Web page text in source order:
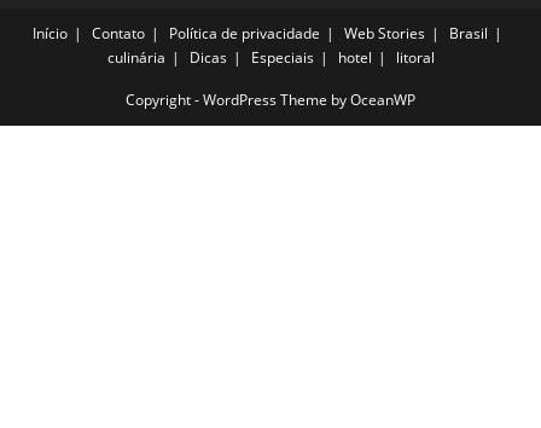
Início Contato Política de privacidade Web Stories
Brasil
culinária
Dicas Especiais hotel litoral
Copyright - WordPress Theme by OceanWP